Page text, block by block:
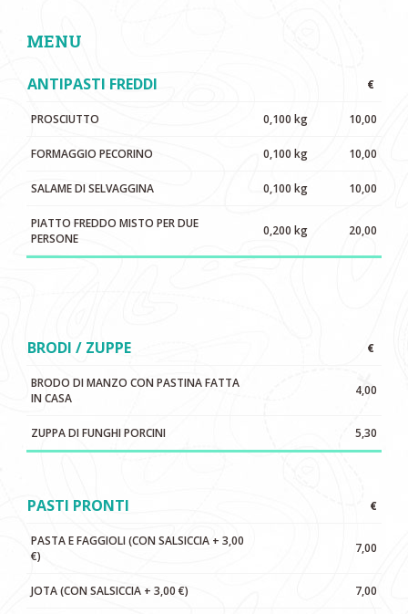
MENU
ANTIPASTI FREDDI €
PROSCIUTTO 0,100 kg 10,00
FORMAGGIO PECORINO 0,100 kg 10,00
SALAME DI SELVAGGINA 0,100 kg 10,00
PIATTO FREDDO MISTO PER DUE
PERSONE
0,200 kg 20,00
BRODI / ZUPPE €
BRODO DI MANZO CON PASTINA FATTA
IN CASA
4,00
ZUPPA DI FUNGHI PORCINI 5,30
PASTI PRONTI €
PASTA E FAGGIOLI (CON SALSICCIA + 3,00
€)
7,00
JOTA (CON SALSICCIA + 3,00 €) 7,00